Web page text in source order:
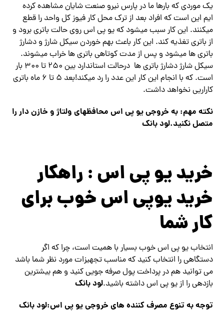
یک موردی که بارها ما در پارس نیرو صنعت شایان مشاهده کرده
ایم این است که افراد بعد از ترک محل کار فیوز کل واحد را قطع
میکنند. این کار سبب میشود که یو پی اس روی حالت باتری برود و
از باتری تغذیه کند. این کار باعث بهم خوردن سیکل شارژ و دشارژ
باتری ها میشود و پس از مدت کوتاهی باتری ها خراب میشوند.
سیکل شارژ دشارژ باتری ها درحالت استاندارد بین ۲۵۰ تا ۳۰۰ بار
است. که با انجام این کار این عدد را رد میکند!بعد ۵ تا ۶ ماه باتری
کاراریی نخواهد داشت.
نکته مهم: به خروجی یو پی اس محافظهای ولتاژ و خازن دار را
متصل نکنید.لود بانک
خرید یو پی اس : راهکار
خرید یوپی اس خوب برای
کار شما
انتخاب یو پی اس خوب بسیار با همیت است، چرا که اگر
دستگاهی را انتخاب کنید که مناسب تجهیزات مورد نظر شما باشد
می توانید هم در پرداخت پول صرفه جویی کنید و هم بیشترین
بازدهی را از یو پی اس داشته باشید.لود بانک
توجه به تنوع مصرف کننده های خروجی یو پی اس:لود بانک